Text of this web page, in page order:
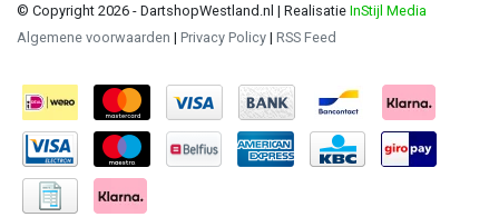
© Copyright 2026 - DartshopWestland.nl | Realisatie InStijl Media
Algemene voorwaarden | Privacy Policy | RSS Feed